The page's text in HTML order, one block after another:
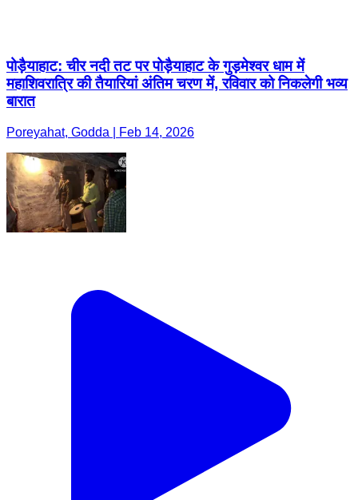
पोड़ैयाहाट: चीर नदी तट पर पोड़ैयाहाट के गुड़मेश्वर धाम में
महाशिवरात्रि की तैयारियां अंतिम चरण में, रविवार को निकलेगी भव्य
बारात
Poreyahat, Godda | Feb 14, 2026